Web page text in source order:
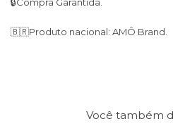
🇧🇷Produto nacional: AMÔ Brand.
Você também